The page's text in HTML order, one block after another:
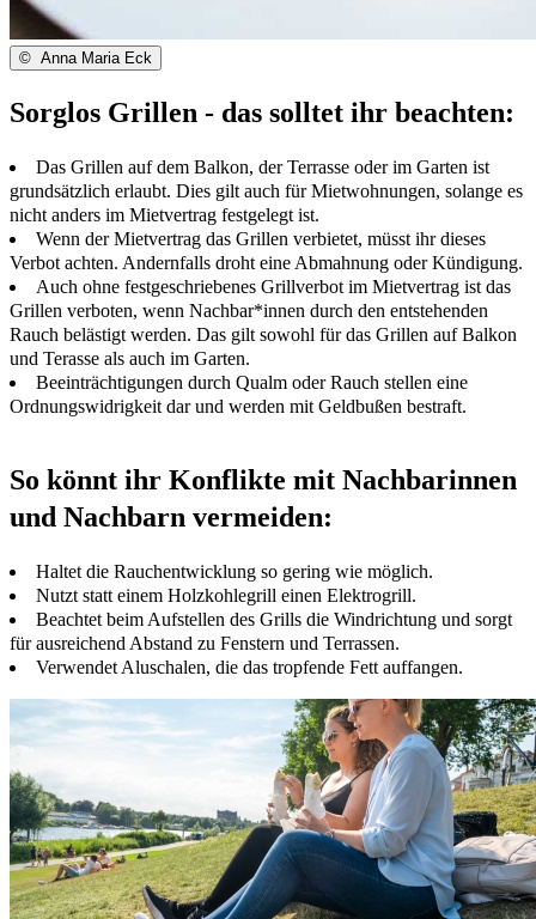
© Anna Maria Eck
Sorglos Grillen - das solltet ihr beachten:
Das Grillen auf dem Balkon, der Terrasse oder im Garten ist
grundsätzlich erlaubt. Dies gilt auch für Mietwohnungen, solange es
nicht anders im Mietvertrag festgelegt ist.
Wenn der Mietvertrag das Grillen verbietet, müsst ihr dieses
Verbot achten. Andernfalls droht eine Abmahnung oder Kündigung.
Auch ohne festgeschriebenes Grillverbot im Mietvertrag ist das
Grillen verboten, wenn Nachbar*innen durch den entstehenden
Rauch belästigt werden. Das gilt sowohl für das Grillen auf Balkon
und Terasse als auch im Garten.
Beeinträchtigungen durch Qualm oder Rauch stellen eine
Ordnungswidrigkeit dar und werden mit Geldbußen bestraft.
So könnt ihr Konflikte mit Nachbarinnen
und Nachbarn vermeiden:
Haltet die Rauchentwicklung so gering wie möglich.
Nutzt statt einem Holzkohlegrill einen Elektrogrill.
Beachtet beim Aufstellen des Grills die Windrichtung und sorgt
für ausreichend Abstand zu Fenstern und Terrassen.
Verwendet Aluschalen, die das tropfende Fett auffangen.